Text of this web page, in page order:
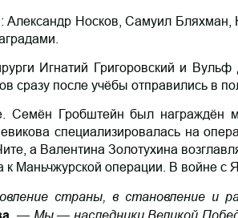
Носков, Самуил Бляхман,
Игнатий Григоровский и
после учёбы отправились в
Семён Гробштейн был награждён
специализировалась на
а Валентина Золотухина
Маньчжурской операции. В войне с
страны, в становление и
— Мы — наследники Великой